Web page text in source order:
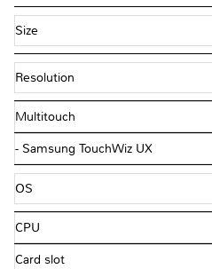
Size
Resolution
Multitouch
- Samsung TouchWiz UX
OS
CPU
Card slot